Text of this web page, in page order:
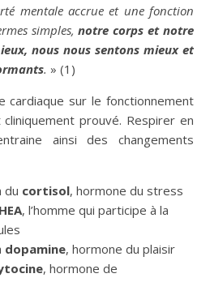
mentale accrue et une fonction
simples,notre corps et notre
nous nous sentons mieux et
. » (1)
cardiaque sur le fonctionnement
prouvé. Respirer en
ainsi des changements
du cortisol, hormone du stress
, l’homme qui participe à la
dopamine, hormone du plaisir
, hormone de